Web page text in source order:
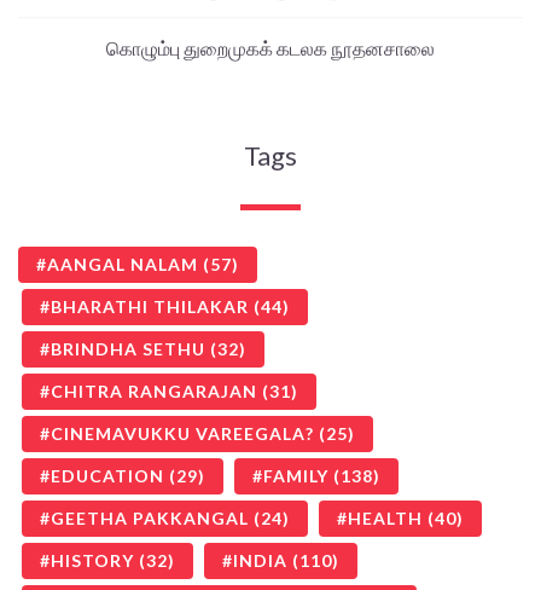
கொழும்பு துறைமுகக் கடலக நூதனசாலை
Tags
AANGAL NALAM (57)
BHARATHI THILAKAR (44)
BRINDHA SETHU (32)
CHITRA RANGARAJAN (31)
CINEMAVUKKU VAREEGALA? (25)
EDUCATION (29) FAMILY (138)
GEETHA PAKKANGAL (24) HEALTH (40)
HISTORY (32) INDIA (110)